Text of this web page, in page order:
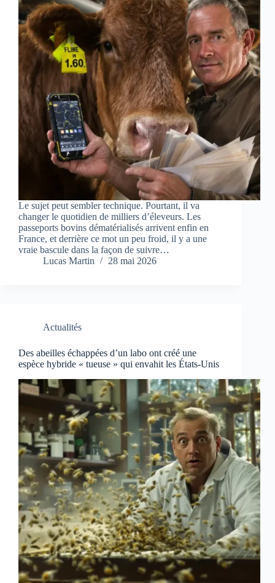
Le sujet peut sembler technique. Pourtant, il va
changer le quotidien de milliers d’éleveurs. Les
passeports bovins dématérialisés arrivent enfin en
France, et derrière ce mot un peu froid, il y a une
vraie bascule dans la façon de suivre…
Lucas Martin
28 mai 2026
Actualités
Des abeilles échappées d’un labo ont créé une
espèce hybride « tueuse » qui envahit les États-Unis